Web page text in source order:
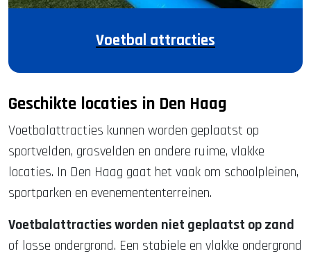
Voetbal attracties
Geschikte locaties in Den Haag
Voetbalattracties kunnen worden geplaatst op
sportvelden, grasvelden en andere ruime, vlakke
locaties. In Den Haag gaat het vaak om schoolpleinen,
sportparken en evenemententerreinen.
Voetbalattracties worden niet geplaatst op zand
of losse ondergrond. Een stabiele en vlakke ondergrond